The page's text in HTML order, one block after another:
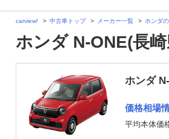
carview! 中古車トップ メーカー一覧 ホンダ
ホンダ N-ONE(長
ホンダ
価格相場
平均本体価